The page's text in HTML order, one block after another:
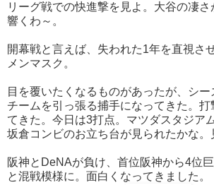
リーグ戦での快進撃を見よ。大谷の凄さ
響くわ～。
開幕戦と言えば、失われた1年を直視さ
メンマスク。
目を覆いたくなるものがあったが、シー
チームを引っ張る捕手になってきた。打
てきた。今日は3打点。マツダスタジア
坂倉コンビのお立ち台が見られたかな。
阪神とDeNAが負け、首位阪神から4位
と混戦模様に。面白くなってきました。